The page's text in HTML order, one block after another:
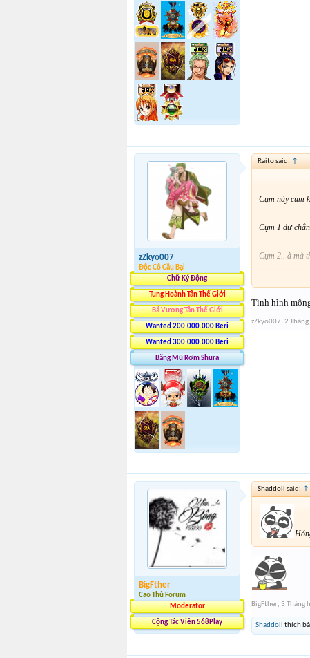
zZkyo007
Độc Cô Cầu Bại
Chữ Ký Động
Tung Hoành Tân Thế Giới
Bá Vương Tân Thế Giới
Wanted 200.000.000 Beri
Wanted 300.000.000 Beri
Băng Mũ Rơm Shura
Raito said: ↑
Cụm này cụm
Cụm 1 dự
Cụm 2.. à mà
Tình hình
zZkyo007, 2
BigFther
Cao Thủ Forum
Moderator
Cộng Tác Viên 568Play
Shaddoll said: ↑
BigFther, 3 Tháng
Shaddoll thích